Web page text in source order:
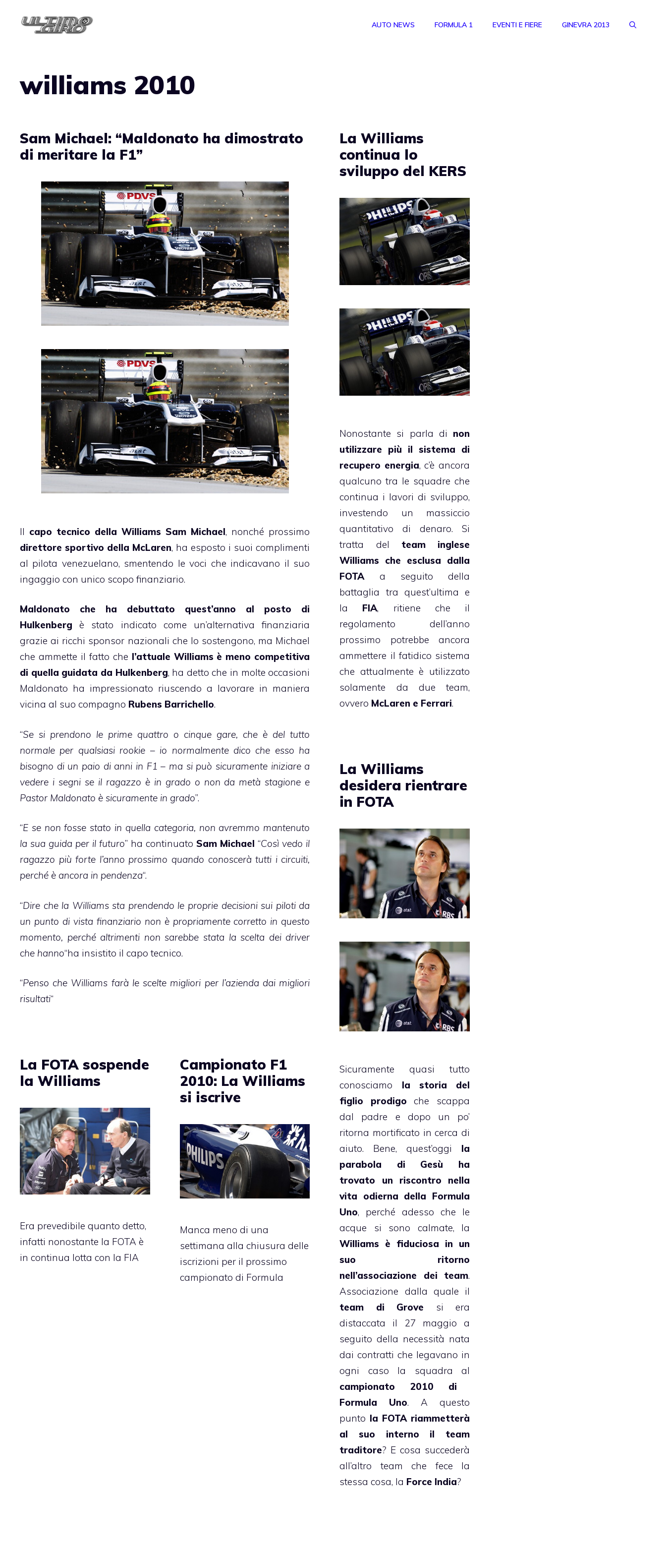
AUTO NEWS FORMULA 1 EVENTI E FIERE GINEVRA 2013
williams 2010
Sam Michael: “Maldonato ha dimostrato
di meritare la F1”
Il capo tecnico della Williams Sam Michael, nonché prossimo
direttore sportivo della McLaren, ha esposto i suoi complimenti
al pilota venezuelano, smentendo le voci che indicavano il suo
ingaggio con unico scopo finanziario.
Maldonato che ha debuttato quest’anno al posto di
Hulkenberg è stato indicato come un’alternativa finanziaria
grazie ai ricchi sponsor nazionali che lo sostengono, ma Michael
che ammette il fatto che l’attuale Williams è meno competitiva
di quella guidata da Hulkenberg, ha detto che in molte occasioni
Maldonato ha impressionato riuscendo a lavorare in maniera
vicina al suo compagno Rubens Barrichello.
“Se si prendono le prime quattro o cinque gare, che è del tutto
normale per qualsiasi rookie – io normalmente dico che esso ha
bisogno di un paio di anni in F1 – ma si può sicuramente iniziare a
vedere i segni se il ragazzo è in grado o non da metà stagione e
Pastor Maldonato è sicuramente in grado”.
“E se non fosse stato in quella categoria, non avremmo mantenuto
la sua guida per il futuro” ha continuatoSam Michael“Così vedo il
ragazzo più forte l’anno prossimo quando conoscerà tutti i circuiti,
perché è ancora in pendenza“.
“Dire che la Williams sta prendendo le proprie decisioni sui piloti da
un punto di vista finanziario non è propriamente corretto in questo
momento, perché altrimenti non sarebbe stata la scelta dei driver
che hanno“ha insistito il capo tecnico.
“Penso che Williams farà le scelte migliori per l’azienda dai migliori
risultati“
La Williams
continua lo
sviluppo del KERS
Nonostante si parla di non
utilizzare più il sistema di
recupero energia, c’è ancora
qualcuno tra le squadre che
continua i lavori di sviluppo,
investendo un massiccio
quantitativo di denaro. Si
tratta del team inglese
Williams che esclusa dalla
FOTAa seguito della
battaglia tra quest’ultima e
la FIA, ritiene che il
regolamento dell’anno
prossimo potrebbe ancora
ammettere il fatidico sistema
che attualmente è utilizzato
solamente da due team,
ovvero McLaren e Ferrari.
La Williams
desidera rientrare
in FOTA
Sicuramente quasi tutto
conosciamo la storia del
figlio prodigo che scappa
dal padre e dopo un po’
ritorna mortificato in cerca di
aiuto. Bene, quest’oggi la
parabola di Gesù ha
trovato un riscontro nella
vita odierna della Formula
Uno, perché adesso che le
acque si sono calmate, la
Williams è fiduciosa in un
suo ritorno
nell’associazione dei team.
Associazione dalla quale il
team di Grove si era
distaccata il 27 maggio a
seguito della necessità nata
dai contratti che legavano in
ogni caso la squadra al
campionato 2010 di
Formula Uno. A questo
punto la FOTA riammetterà
al suo interno il team
traditore? E cosa succederà
all’altro team che fece la
stessa cosa, la Force India?
La FOTA sospende
la Williams
Era prevedibile quanto detto,
infatti nonostante la FOTA è
in continua lotta con la FIA
Campionato F1
2010: La Williams
si iscrive
Manca meno di una
settimana alla chiusura delle
iscrizioni per il prossimo
campionato di Formula